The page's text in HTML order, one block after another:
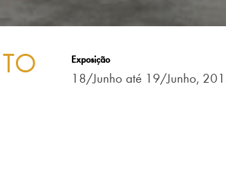
Exposição
18/Junho até 19/Junho,